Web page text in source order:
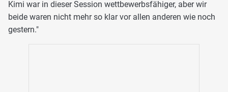
Kimi war in dieser Session wettbewerbsfähiger, aber wir
beide waren nicht mehr so klar vor allen anderen wie noch
gestern."